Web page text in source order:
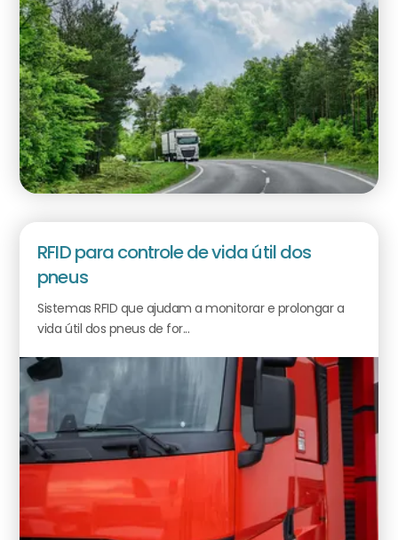
RFID para controle de vida útil dos
pneus
Sistemas RFID que ajudam a monitorar e prolongar a
vida útil dos pneus de for...